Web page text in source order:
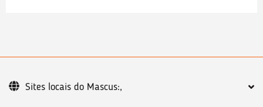
Sites locais do Mascus:,